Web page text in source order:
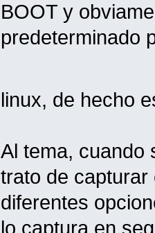
BOOT y
predeterminado
linux, de hecho
Al tema, cuando
trato de
diferentes
lo captura en